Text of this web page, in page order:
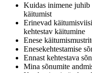
Kuidas inimene juhib
käitumist
Erinevad
kehtestav käitumine
Enese
Enesekehtestamise
Ennast kehtestava
Mina sõnumite